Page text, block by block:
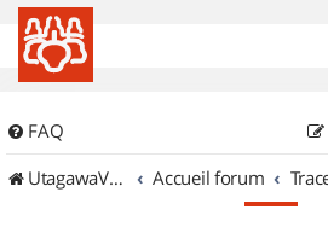
FAQ
UtagawaVTT (Randos VTT et VTTAE avec traces GPS)
Accueil forum